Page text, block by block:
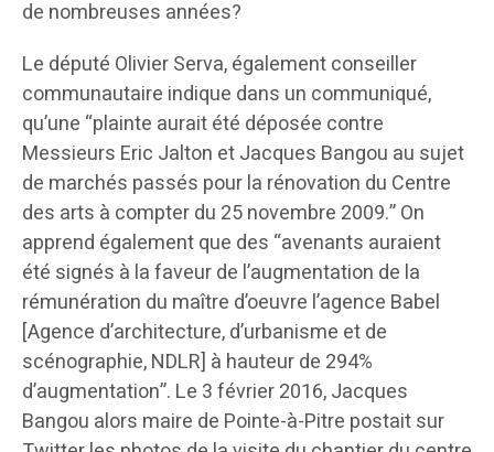
de nombreuses années?
Le député Olivier Serva, également conseiller
communautaire indique dans un communiqué,
qu’une “plainte aurait été déposée contre
Messieurs Eric Jalton et Jacques Bangou au sujet
de marchés passés pour la rénovation du Centre
des arts à compter du 25 novembre 2009.” On
apprend également que des “avenants auraient
été signés à la faveur de l’augmentation de la
rémunération du maître d’oeuvre l’agence Babel
[Agence d’architecture, d’urbanisme et de
scénographie, NDLR] à hauteur de 294%
d’augmentation”. Le 3 février 2016, Jacques
Bangou alors maire de Pointe-à-Pitre postait sur